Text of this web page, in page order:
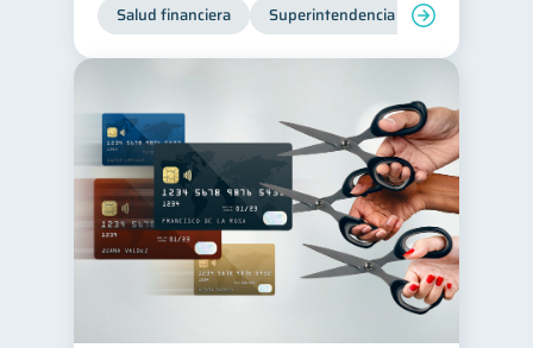
Historial crediticio 6
Ciberseguridad 5
Derechos & Deberes 4
Vacaciones 2
Criptomonedas 2
Cuenta Abandonada
Inversiones 2
Salud financiera Superintendencia de Bancos